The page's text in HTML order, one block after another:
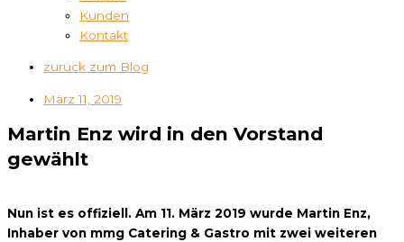
Kunden
Kontakt
zurück zum Blog
März 11, 2019
Martin Enz wird in den Vorstand
gewählt
Nun ist es offiziell. Am 11. März 2019 wurde Martin Enz,
Inhaber von mmg Catering & Gastro mit zwei weiteren